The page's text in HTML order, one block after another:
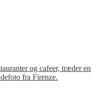
og cafeer, træder en
fra Firenze.